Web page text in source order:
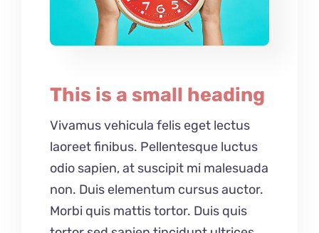
This is a small heading
Vivamus vehicula felis eget lectus
laoreet finibus. Pellentesque luctus
odio sapien, at suscipit mi malesuada
non. Duis elementum cursus auctor.
Morbi quis mattis tortor. Duis quis